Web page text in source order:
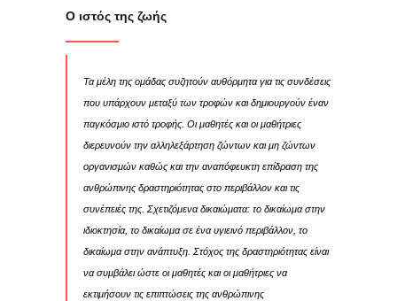
Ο ιστός της ζωής
Τα μέλη της ομάδας συζητούν αυθόρμητα για τις συνδέσεις
που υπάρχουν μεταξύ των τροφών και δημιουργούν έναν
παγκόσμιο ιστό τροφής. Οι μαθητές και οι μαθήτριες
διερευνούν την αλληλεξάρτηση ζώντων και μη ζώντων
οργανισμών καθώς και την αναπόφευκτη επίδραση της
ανθρώπινης δραστηριότητας στο περιβάλλον και τις
συνέπειές της. Σχετιζόμενα δικαιώματα: το δικαίωμα στην
ιδιοκτησία, το δικαίωμα σε ένα υγιεινό περιβάλλον, το
δικαίωμα στην ανάπτυξη. Στόχος της δραστηριότητας είναι
να συμβάλει ώστε οι μαθητές και οι μαθήτριες να
εκτιμήσουν τις επιπτώσεις της ανθρώπινης